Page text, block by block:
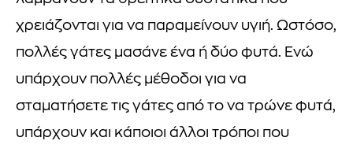
χρειάζονται για να παραμείνουν υγιή. Ωστόσο,
πολλές γάτες μασάνε ένα ή δύο φυτά. Ενώ
υπάρχουν πολλές μέθοδοι για να
σταματήσετε τις γάτες από το να τρώνε φυτά,
υπάρχουν και κάποιοι άλλοι τρόποι που